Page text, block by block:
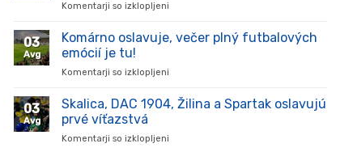
súťaži
Komentarji so izklopljeni
oslavuje
v
03
Avg
Komárno oslavuje, večer plný futbalových
emócií je tu!
Komentarji so izklopljeni
oslavuje,
03
Avg
Skalica, DAC 1904, Žilina a Spartak oslavujú
prvé víťazstvá
Komentarji so izklopljeni